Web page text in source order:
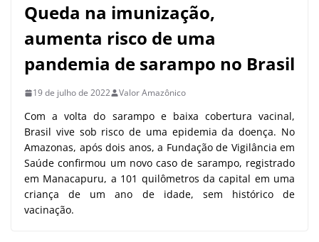
Queda na imunização,
aumenta risco de uma
pandemia de sarampo no Brasil
19 de julho de 2022 Valor Amazônico
Com a volta do sarampo e baixa cobertura vacinal,
Brasil vive sob risco de uma epidemia da doença. No
Amazonas, após dois anos, a Fundação de Vigilância em
Saúde confirmou um novo caso de sarampo, registrado
em Manacapuru, a 101 quilômetros da capital em uma
criança de um ano de idade, sem histórico de
vacinação.